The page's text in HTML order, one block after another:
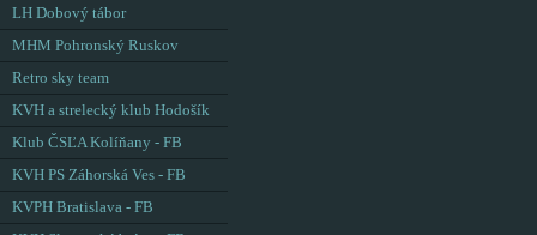
LH Dobový tábor
MHM Pohronský Ruskov
Retro sky team
KVH a strelecký klub Hodošík
Klub ČSĽA Kolíňany - FB
KVH PS Záhorská Ves - FB
KVPH Bratislava - FB